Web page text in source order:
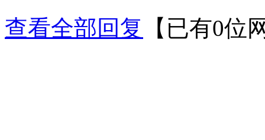
查看全部回复
【已有0位